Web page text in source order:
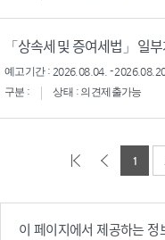
「상속세 및 증여세법」 일
예고기간 : 2026.08.04. -
구분 :
상태 : 의견제출가능
1
이 페이지에서 제공하는